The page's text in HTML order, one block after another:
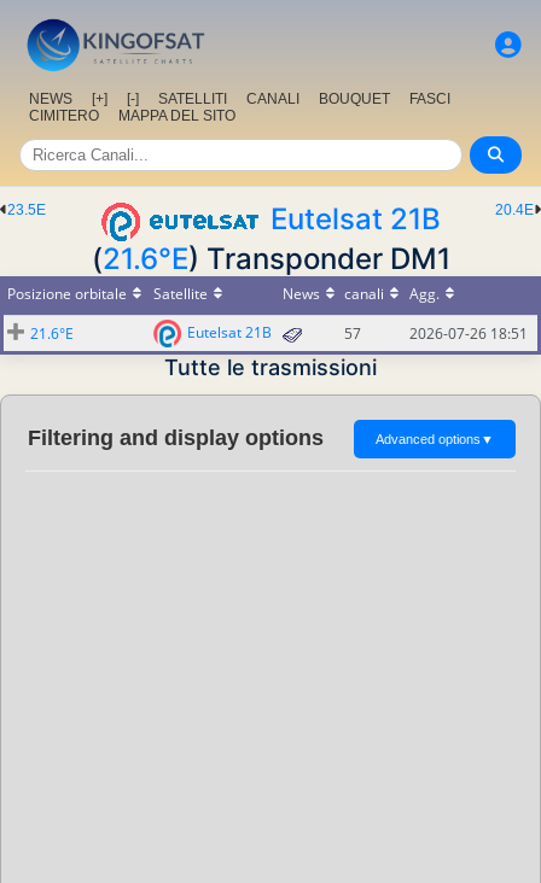
NEWS [+] [-] SATELLITI CANALI BOUQUET
FASCI
CIMITERO
MAPPA DEL SITO
20.4E
23.5E
Eutelsat 21B
(21.6°E) Transponder DM1
Posizione orbitale Satellite News canali
Agg.
21.6°E
Eutelsat 21B 57 2026-07-26 18:51
Tutte le trasmissioni
Filtering and display options Advanced options ▼